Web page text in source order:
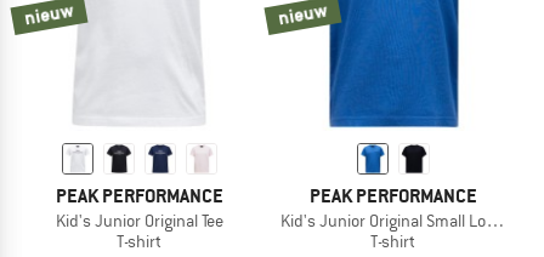
nieuw
PEAK PERFORMANCE
Kid's Junior Original Tee
T-shirt
nieuw
PEAK PERFORMANCE
Kid's Junior Original Small Logo Tee
T-shirt